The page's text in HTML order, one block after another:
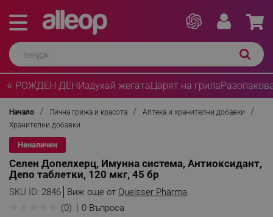
⭐ РОЖДЕН ДЕНИздухай жегатаЦарят на грила
Начало Лична грижа и красота
Аптека и хранителни добавки
Хранителни добавки
Неналичен
Селен Допелхерц, Имунна система, Антиоксидант,
Депо таблетки, 120 мкг, 45 бр
SKU ID: 2846 Виж още от Queisser Pharma
(0) 0 Въпроса